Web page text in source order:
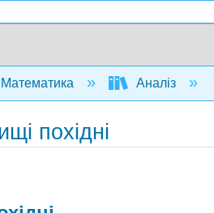
Математика Аналіз
похідні